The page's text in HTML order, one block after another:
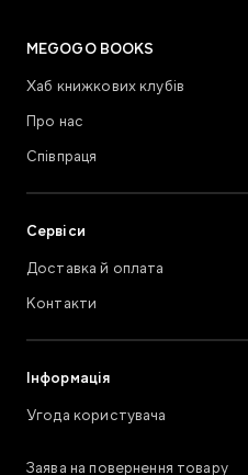
MEGOGO BOOKS
Хаб книжкових клубів
Про нас
Співпраця
Сервіси
Доставка й оплата
Контакти
Інформація
Угода користувача
Заява на повернення товару